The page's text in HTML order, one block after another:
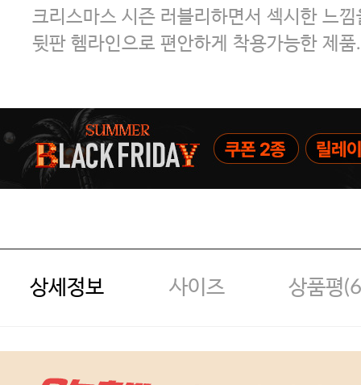
크리스마스 시즌 러블리하면서 섹시한 느
뒷판 헴라인으로 편안하게 착용가능한 제품.
상세정보 사이즈 상품평(6